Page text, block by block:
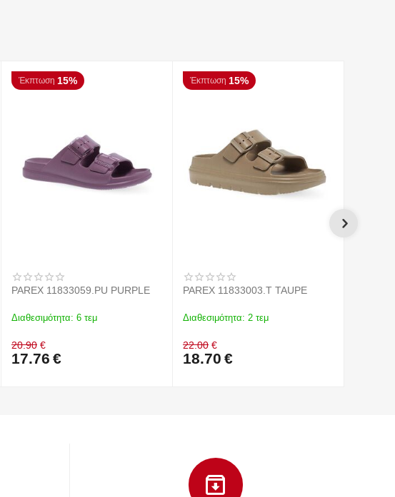
Έκπτωση 15%
PAREX 11833059.PU PURPLE
Διαθεσιμότητα: 6 τεμ
20.90 €
17.76 €
Έκπτωση 15%
PAREX 11833003.T TAUPE
Διαθεσιμότητα: 2 τεμ
22.00 €
18.70 €